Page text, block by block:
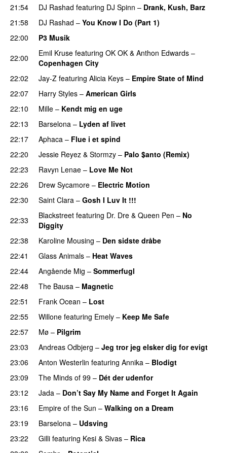
21:54 DJ Rashad featuring DJ Spinn – Drank, Kush, Barz
21:58
DJ Rashad – You Know I Do (Part 1)
22:00
P3 Musik
22:00
Emil Kruse featuring OK OK & Anthon Edwards –
Copenhagen City
22:02
Jay-Z featuring Alicia Keys – Empire State of Mind
22:07
Harry Styles – American Girls
22:10
Mille – Kendt mig en uge
22:13
Barselona – Lyden af livet
22:17
Aphaca – Flue i et spind
22:20
Jessie Reyez & Stormzy – Palo $anto (Remix)
22:23 Ravyn Lenae – Love Me Not
22:26
Drew Sycamore – Electric Motion
22:30 Saint Clara – Gosh I Luv It !!!
22:33
Blackstreet featuring Dr. Dre & Queen Pen – No
Diggity
22:38
Karoline Mousing – Den sidste dråbe
22:41
Glass Animals – Heat Waves
22:44
Angående Mig – Sommerfugl
22:48 The Bausa – Magnetic
22:51 Frank Ocean – Lost
22:55
Willone featuring Emely – Keep Me Safe
22:57
Mø – Pilgrim
23:03 Andreas Odbjerg – Jeg tror jeg elsker dig for evigt
23:06
Anton Westerlin featuring Annika – Blodigt
23:09
The Minds of 99 – Dét der udenfor
23:12
Jada – Don’t Say My Name and Forget It Again
23:16
Empire of the Sun – Walking on a Dream
23:19
Barselona – Udsving
23:22 Gilli featuring Kesi & Sivas – Rica